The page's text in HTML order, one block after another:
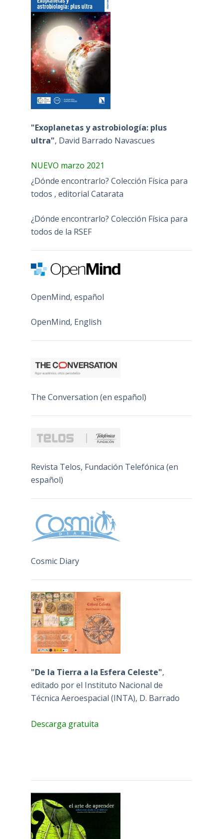
"Exoplanetas y astrobiología: plus
ultra", David Barrado Navascues
NUEVO marzo 2021
¿Dónde encontrarlo? Colección Física para
todos , editorial Catarata
¿Dónde encontrarlo? Colección Física para
todos de la RSEF
OpenMind, español
OpenMind, English
The Conversation (en español)
Revista Telos, Fundación Telefónica (en
español)
Cosmic Diary
"De la Tierra a la Esfera Celeste",
editado por el Instituto Nacional de
Técnica Aeroespacial (INTA), D. Barrado
Descarga gratuita